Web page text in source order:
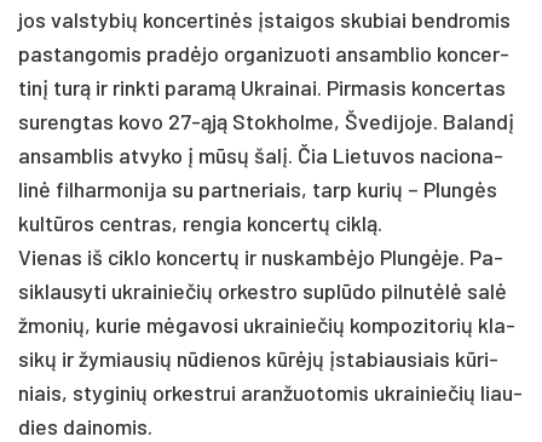
jos vals­ty­bių kon­cer­tinės įstai­gos sku­biai bend­ro­mis
pa­stan­go­mis pra­dėjo or­ga­ni­zuo­ti an­samb­lio kon­cer­
tinį turą ir rink­ti pa­ramą Uk­rai­nai. Pir­ma­sis kon­cer­tas
su­reng­tas ko­vo 27-ąją Stok­hol­me, Šve­di­jo­je. Ba­landį
an­samb­lis at­vy­ko į mūsų šalį. Čia Lie­tu­vos na­cio­na­
linė fil­har­mo­ni­ja su par­tne­riais, tarp ku­rių – Plungės
kultū­ros cent­ras, ren­gia kon­certų ciklą.
Vie­nas iš cik­lo kon­certų ir nu­skambė­jo Plungė­je. Pa­
sik­lau­sy­ti uk­rai­nie­čių or­kest­ro su­plūdo pil­nutėlė salė
žmo­nių, ku­rie mėga­vo­si uk­rai­nie­čių kom­po­zi­to­rių kla­
sikų ir žy­miau­sių nūdie­nos kūrėjų įsta­biau­siais kūri­
niais, sty­gi­nių or­kest­rui aran­žuo­to­mis uk­rai­nie­čių liau­
dies dai­no­mis.